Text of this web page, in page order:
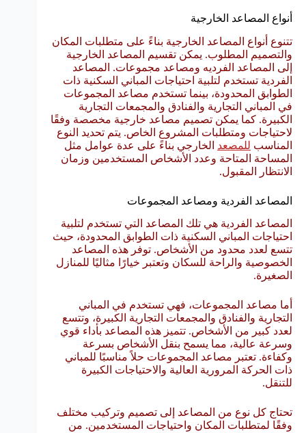
أنواع المصاعد الخارجية
تتنوع أنواع المصاعد الخارجية بناءً على متطلبات المكان
والتصميم المطلوب. يمكن تقسيم المصاعد الخارجية
إلى المصاعد الفرديه ومصاعد مجموعات. المصاعد
الفردية تستخدم لتلبية احتياجات المباني السكنية ذات
الطوابق المحدودة، بينما تستخدم مصاعد المجموعات
في المباني التجارية والفنادق والمجمعات التجارية
الكبيرة. كما يمكن تصميم مصاعد خارجية مخصصة وفقًا
لاحتياجات ومتطلبات المشروع الخاص. يتم تحديد النوع
المناسب للمصعد الخارجي بناءً على عدة عوامل مثل
المساحة المتاحة وعدد الأشخاص المستخدمين وزمان
الانتظار المقبول.
المصاعد الفردية ومصاعد المجموعات
المصاعد الفردية هي تلك المصاعد التي تستخدم لتلبية
احتياجات المباني السكنية ذات الطوابق المحدودة، حيث
تتسع لعدد محدود من الأشخاص. توفر هذه المصاعد
الخصوصية والراحة للسكان وتعتبر خيارًا مثاليًا للمنازل
الصغيرة.
أما مصاعد المجموعات، فهي تستخدم في المباني
التجارية والفنادق والمجمعات التجارية الكبيرة، وتتسع
لعدد كبير من الأشخاص. تتميز هذه المصاعد بأداء قوي
وسرعة عالية، مما يسمح بنقل الأشخاص بسرعة
وكفاءة. تعتبر مصاعد المجموعات حلاً مناسبًا للمباني
ذات الحركة المرورية العالية والاحتياجات الكبيرة
للتنقل.
تحتاج كل نوع من المصاعد إلى تصميم وتركيب مختلف
وفقًا لمتطلبات المكان واحتياجات المستخدمين. من